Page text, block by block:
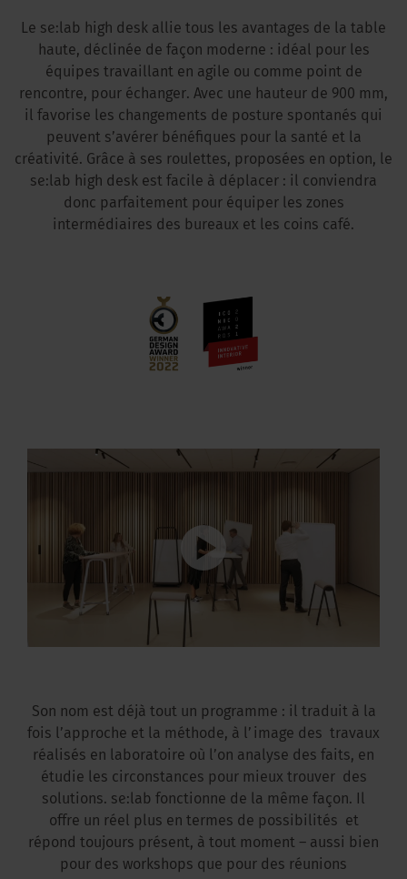
Le se:lab high desk allie tous les avantages de la table
haute, déclinée de façon moderne : idéal pour les
équipes travaillant en agile ou comme point de
rencontre, pour échanger. Avec une hauteur de 900 mm,
il favorise les changements de posture spontanés qui
peuvent s’avérer bénéfiques pour la santé et la
créativité. Grâce à ses roulettes, proposées en option, le
se:lab high desk est facile à déplacer : il conviendra
donc parfaitement pour équiper les zones
intermédiaires des bureaux et les coins café.
Son nom est déjà tout un programme : il traduit à la
fois l’approche et la méthode, à l’image des travaux
réalisés en laboratoire où l’on analyse des faits, en
étudie les circonstances pour mieux trouver des
solutions. se:lab fonctionne de la même façon. Il
offre un réel plus en termes de possibilités et
répond toujours présent, à tout moment – aussi bien
pour des workshops que pour des réunions